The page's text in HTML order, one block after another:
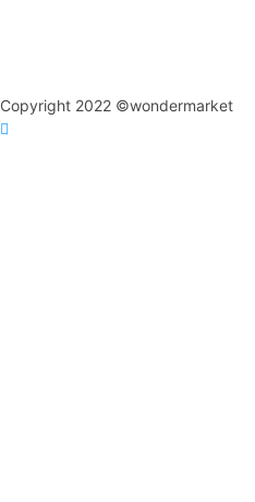
Copyright 2022 ©wondermarket